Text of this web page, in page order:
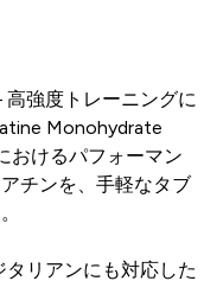
強度トレーニングに
Monohydrate
おけるパフォーマン
チンを、手軽なタブ
リアンにも対応した